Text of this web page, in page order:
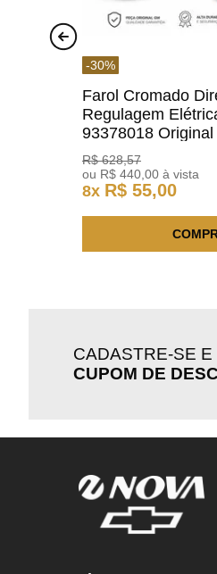
-30%
Farol Cromado
Regulagem
93378018 Original
R$ 628,57
ou R$ 440 ,00 à vista
8x R$ 55,00
CADASTRE-SE
CUPOM DE